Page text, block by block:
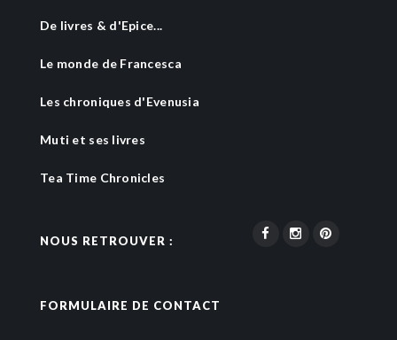
De livres & d'Epice...
Le monde de Francesca
Les chroniques d'Evenusia
Muti et ses livres
Tea Time Chronicles
NOUS RETROUVER :
FORMULAIRE DE CONTACT